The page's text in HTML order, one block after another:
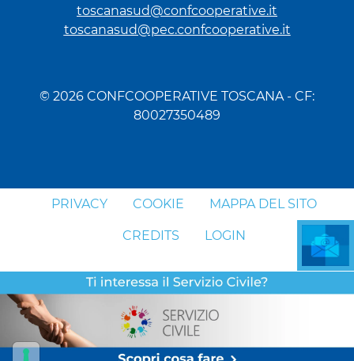
toscanasud@confcooperative.it
toscanasud@pec.confcooperative.it
© 2026 CONFCOOPERATIVE TOSCANA - CF:
80027350489
PRIVACY COOKIE MAPPA DEL SITO
CREDITS LOGIN